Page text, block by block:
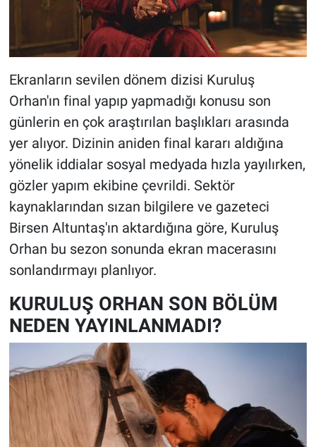
Ekranların sevilen dönem dizisi Kuruluş
Orhan'ın final yapıp yapmadığı konusu son
günlerin en çok araştırılan başlıkları arasında
yer alıyor. Dizinin aniden final kararı aldığına
yönelik iddialar sosyal medyada hızla yayılırken,
gözler yapım ekibine çevrildi. Sektör
kaynaklarından sızan bilgilere ve gazeteci
Birsen Altuntaş'ın aktardığına göre, Kuruluş
Orhan bu sezon sonunda ekran macerasını
sonlandırmayı planlıyor.
KURULUŞ ORHAN SON BÖLÜM
NEDEN YAYINLANMADI?